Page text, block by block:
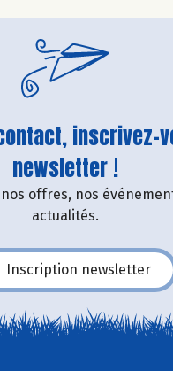
inscrivez-
newsletter !
offres, nos
actualités.
Inscription newsletter